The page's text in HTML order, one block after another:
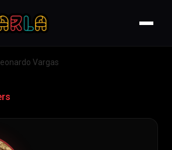
Leonardo Vargas